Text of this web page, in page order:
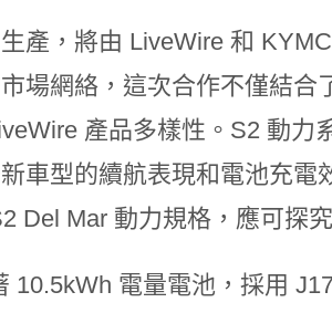
產，將由 LiveWire 和
場網絡，這次合作不僅結合
產品多樣性。S2 動力
車型的續航表現和電池充電
Del Mar 動力規格，應可探
10.5kWh 電量電池，採用